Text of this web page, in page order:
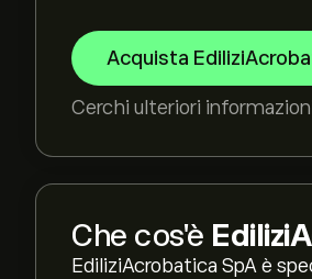
Acquista
Cerchi ulteriori
Che cos'è
EdiliziAcrobatica SpA è